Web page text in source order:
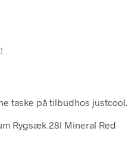
taske på tilbudhos justcool.
Rygsæk 28l Mineral Red